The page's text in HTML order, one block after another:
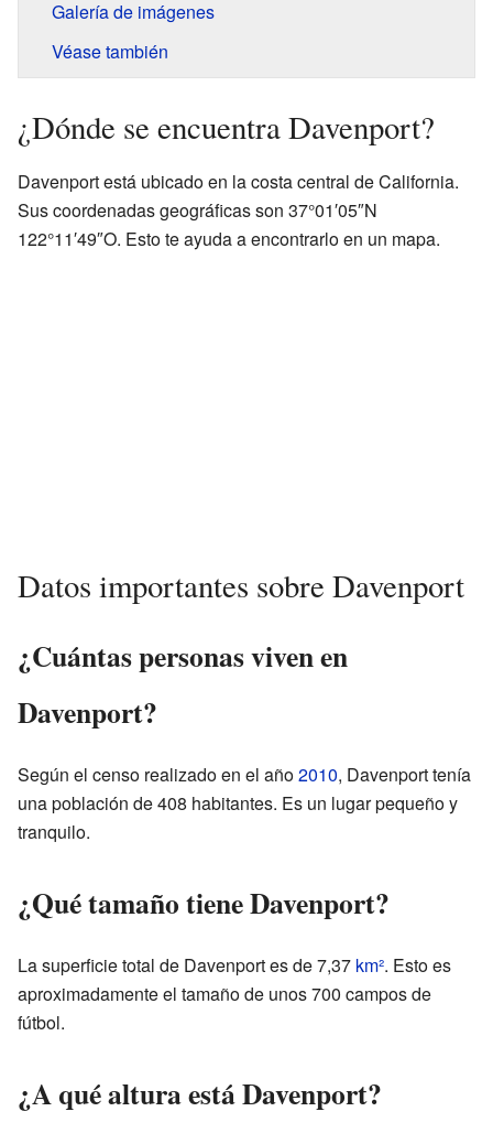
Galería de imágenes
Véase también
¿Dónde se encuentra Davenport?
Davenport está ubicado en la costa central de California.
Sus coordenadas geográficas son 37°01′05″N
122°11′49″O. Esto te ayuda a encontrarlo en un mapa.
Datos importantes sobre Davenport
¿Cuántas personas viven en
Davenport?
Según el censo realizado en el año2010, Davenport tenía
una población de 408 habitantes. Es un lugar pequeño y
tranquilo.
¿Qué tamaño tiene Davenport?
La superficie total de Davenport es de 7,37 km². Esto es
aproximadamente el tamaño de unos 700 campos de
fútbol.
¿A qué altura está Davenport?